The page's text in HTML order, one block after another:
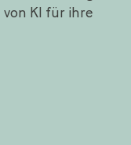
von KI für ihre